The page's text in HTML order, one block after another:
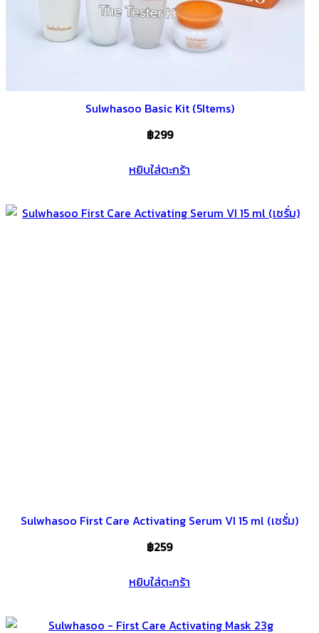
Sulwhasoo Basic Kit (5Items)
฿299
หยิบใส่ตะกร้า
Sulwhasoo First Care Activating Serum VI 15 ml (เซรั่ม)
฿259
หยิบใส่ตะกร้า